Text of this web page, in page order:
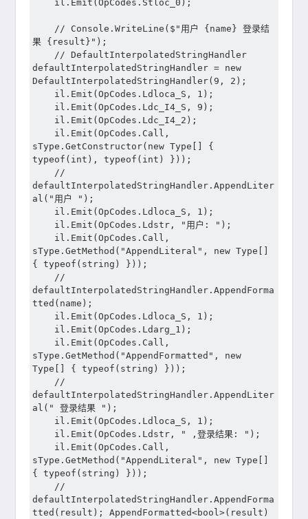
果 {result}");
defaultInterpolatedStringHandler = new
DefaultInterpolatedStringHandler(9, 2);
sType.GetConstructor(new Type[] {
typeof(int), typeof(int) }));
defaultInterpolatedStringHandler.AppendLiter
al("用户 ");
sType.GetMethod("AppendLiteral", new Type[]
{ typeof(string) }));
defaultInterpolatedStringHandler.AppendForma
tted(name);
sType.GetMethod("AppendFormatted", new
Type[] { typeof(string) }));
defaultInterpolatedStringHandler.AppendLiter
al(" 登录结果 ");
sType.GetMethod("AppendLiteral", new Type[]
{ typeof(string) }));
defaultInterpolatedStringHandler.AppendForma
tted(result); AppendFormatted<bool>(result)